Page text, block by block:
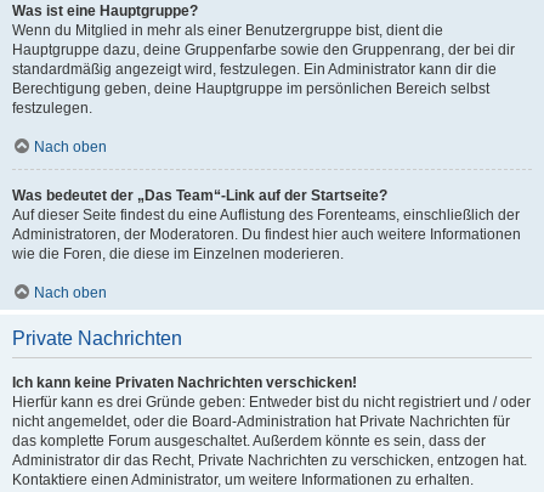
Was ist eine Hauptgruppe?
Wenn du Mitglied in mehr als einer Benutzergruppe bist, dient die
Hauptgruppe dazu, deine Gruppenfarbe sowie den Gruppenrang, der bei dir
standardmäßig angezeigt wird, festzulegen. Ein Administrator kann dir die
Berechtigung geben, deine Hauptgruppe im persönlichen Bereich selbst
festzulegen.
Nach oben
Was bedeutet der „Das Team“-Link auf der Startseite?
Auf dieser Seite findest du eine Auflistung des Forenteams, einschließlich der
Administratoren, der Moderatoren. Du findest hier auch weitere Informationen
wie die Foren, die diese im Einzelnen moderieren.
Nach oben
Private Nachrichten
Ich kann keine Privaten Nachrichten verschicken!
Hierfür kann es drei Gründe geben: Entweder bist du nicht registriert und / oder
nicht angemeldet, oder die Board-Administration hat Private Nachrichten für
das komplette Forum ausgeschaltet. Außerdem könnte es sein, dass der
Administrator dir das Recht, Private Nachrichten zu verschicken, entzogen hat.
Kontaktiere einen Administrator, um weitere Informationen zu erhalten.